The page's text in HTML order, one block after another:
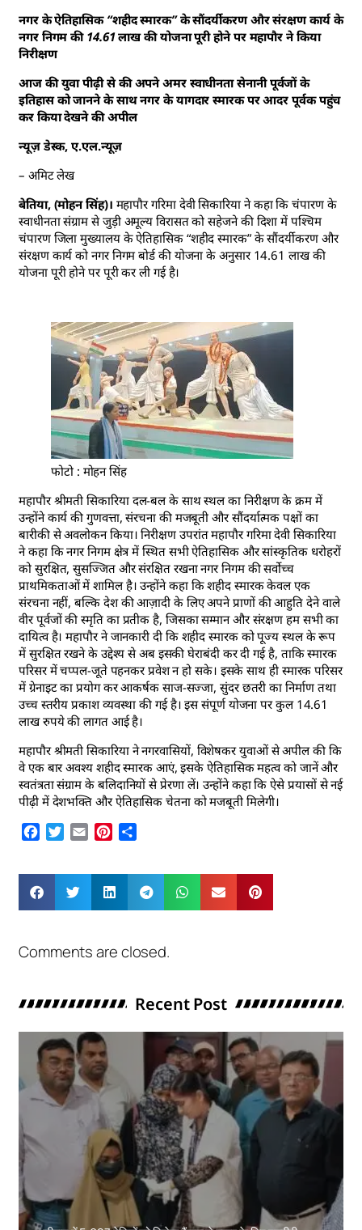
नगर के ऐतिहासिक “शहीद स्मारक” के सौंदर्यीकरण और संरक्षण कार्य के
नगर निगम की 14.61 लाख की योजना पूरी होने पर महापौर ने किया
निरीक्षण
आज की युवा पीढ़ी से की अपने अमर स्वाधीनता सेनानी पूर्वजों के
इतिहास को जानने के साथ नगर के यागदार स्मारक पर आदर पूर्वक पहुंच
कर किया देखने की अपील
न्यूज़ डेस्क, ए.एल.न्यूज़
– अमिट लेख
बेतिया, (मोहन सिंह)। महापौर गरिमा देवी सिकारिया ने कहा कि चंपारण के
स्वाधीनता संग्राम से जुड़ी अमूल्य विरासत को सहेजने की दिशा में पश्चिम
चंपारण जिला मुख्यालय के ऐतिहासिक “शहीद स्मारक” के सौंदर्यीकरण और
संरक्षण कार्य को नगर निगम बोर्ड की योजना के अनुसार 14.61 लाख की
योजना पूरी होने पर पूरी कर ली गई है।
फोटो : मोहन सिंह
महापौर श्रीमती सिकारिया दल-बल के साथ स्थल का निरीक्षण के क्रम में
उन्होंने कार्य की गुणवत्ता, संरचना की मजबूती और सौंदर्यात्मक पक्षों का
बारीकी से अवलोकन किया। निरीक्षण उपरांत महापौर गरिमा देवी सिकारिया
ने कहा कि नगर निगम क्षेत्र में स्थित सभी ऐतिहासिक और सांस्कृतिक धरोहरों
को सुरक्षित, सुसज्जित और संरक्षित रखना नगर निगम की सर्वोच्च
प्राथमिकताओं में शामिल है। उन्होंने कहा कि शहीद स्मारक केवल एक
संरचना नहीं, बल्कि देश की आज़ादी के लिए अपने प्राणों की आहुति देने वाले
वीर पूर्वजों की स्मृति का प्रतीक है, जिसका सम्मान और संरक्षण हम सभी का
दायित्व है। महापौर ने जानकारी दी कि शहीद स्मारक को पूज्य स्थल के रूप
में सुरक्षित रखने के उद्देश्य से अब इसकी घेराबंदी कर दी गई है, ताकि स्मारक
परिसर में चप्पल-जूते पहनकर प्रवेश न हो सके। इसके साथ ही स्मारक परिसर
में ग्रेनाइट का प्रयोग कर आकर्षक साज-सज्जा, सुंदर छतरी का निर्माण तथा
उच्च स्तरीय प्रकाश व्यवस्था की गई है। इस संपूर्ण योजना पर कुल 14.61
लाख रुपये की लागत आई है।
महापौर श्रीमती सिकारिया ने नगरवासियों, विशेषकर युवाओं से अपील की कि
वे एक बार अवश्य शहीद स्मारक आएं, इसके ऐतिहासिक महत्व को जानें और
स्वतंत्रता संग्राम के बलिदानियों से प्रेरणा लें। उन्होंने कहा कि ऐसे प्रयासों से नई
पीढ़ी में देशभक्ति और ऐतिहासिक चेतना को मजबूती मिलेगी।
Facebook
Twitter
Email Pinterest
Comments are closed.
Recent Post